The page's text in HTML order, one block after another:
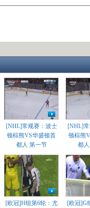
[NHL]常规赛：波士
顿棕熊VS华盛顿首
都人 第一节
[NHL]
顿棕熊
都
[欧冠]H组第6轮：尤
[欧冠]G